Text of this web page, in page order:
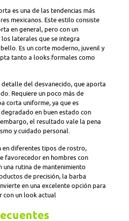
es una de las tendencias más
mexicanos. Este estilo consiste
en general, pero con un
laterales que se integra
Es un corte moderno, juvenil y
tanto a looks formales como
del desvanecido, que aporta
Requiere un poco más de
corta uniforme, ya que es
en buen estado con
el resultado vale la pena
y cuidado personal.
en diferentes tipos de rostro,
favorecedor en hombres con
una rutina de mantenimiento
de precisión, la barba
en una excelente opción para
con un look actual